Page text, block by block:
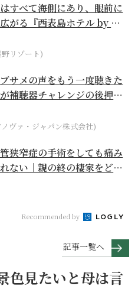
すべて海側にあり、眼前に
がる『西表島ホテル by 星
野リゾート)
ブサメの声をもう一度聴きた
補聴器チャレンジの後押し
ノヴァ・ジャパン株式会社)
狭窄症の手術をしても痛み
ない｜親の終の棲家をどう
Recommended by
記事一覧へ
色見たいと母は言